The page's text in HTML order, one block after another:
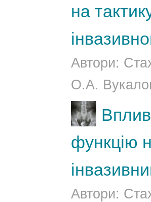
на
Автори:
О.А.
Вплив
функцію
Автори: